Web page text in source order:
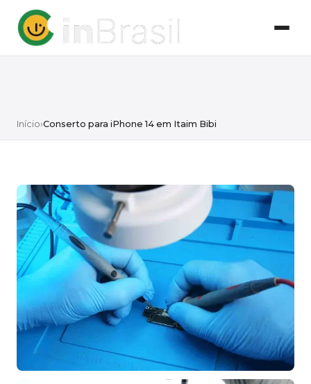
Início›Conserto para iPhone 14 em Itaim Bibi